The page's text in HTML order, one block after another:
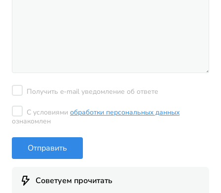
Получить e-mail уведомление об ответе
С условиями обработки персональных данных
ознакомлен
Отправить
Советуем прочитать